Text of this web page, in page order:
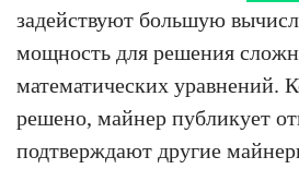
задействуют большую
мощность для решения
математических уравнений.
решено, майнер публикует
подтверждают другие